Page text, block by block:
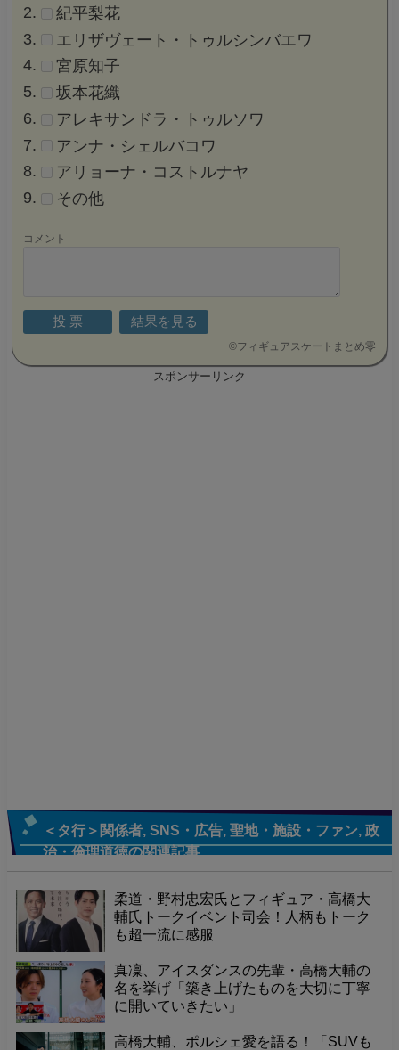
紀平梨花
エリザヴェート・トゥルシンバエワ
宮原知子
坂本花織
アレキサンドラ・トゥルソワ
アンナ・シェルバコワ
アリョーナ・コストルナヤ
その他
コメント
©フィギュアスケートまとめ零
スポンサーリンク
＜タ行＞関係者 SNS・広告 聖地・施設・ファン 政
治・倫理道徳の関連記事
柔道・野村忠宏氏とフィギュア・高橋大
輔氏トークイベント司会！人柄もトーク
も超一流に感服
真凜、アイスダンスの先輩・高橋大輔の
名を挙げ「築き上げたものを大切に丁寧
に開いていきたい」
高橋大輔、ポルシェ愛を語る！「SUVも